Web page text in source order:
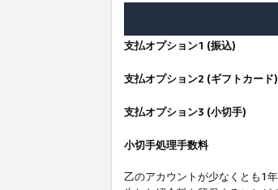
支払オプション1 (振込)
支払オプション2 (ギフトカード)
支払オプション3 (小切手)
小切手処理手数料
乙のアカウントが少なくとも1